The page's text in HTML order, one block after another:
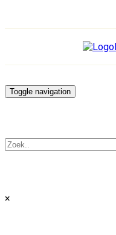
Toggle navigation
×